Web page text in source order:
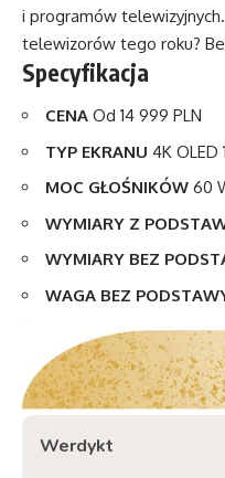
i programów
telewizorów tego roku?
Specyfikacja
CENA Od 14 999 PLN
TYP EKRANU 4K OLED
MOC GŁOŚNIKÓW 60
WYMIARY Z
WYMIARY BEZ
WAGA BEZ
Werdykt